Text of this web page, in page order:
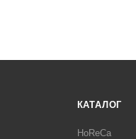
КАТАЛОГ
HoReCa